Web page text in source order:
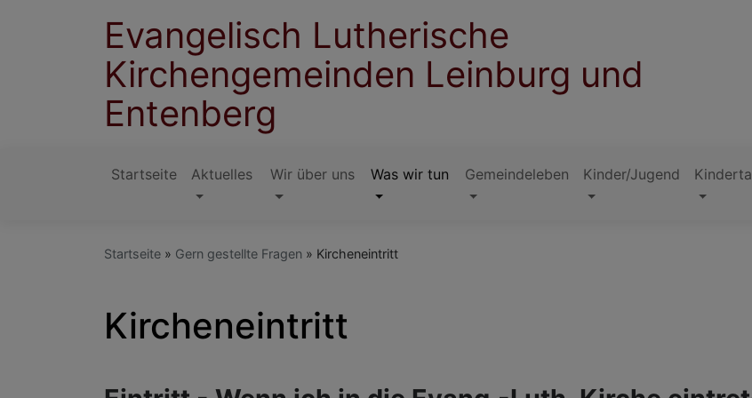
Evangelisch Lutherische
Kirchengemeinden Leinburg und
Entenberg
Hauptnavigation
Startseite Aktuelles Wir über uns Was wir tun Gemeindeleben Kinder/Jugend
Startseite Gern gestellte Fragen Kircheneintritt
Kircheneintritt